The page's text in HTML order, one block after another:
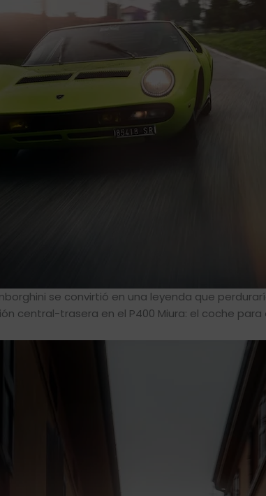
se convirtió en una leyenda que
central-trasera en el P400 Miura: el coche